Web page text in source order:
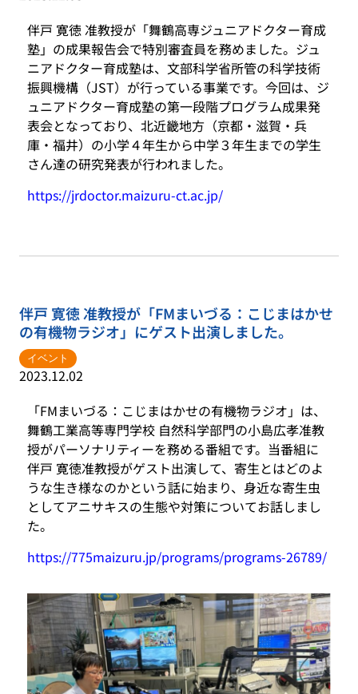
伴戸 寛徳 准教授が「舞鶴高専ジュニアドクター育成
塾」の成果報告会で特別審査員を務めました。ジュ
ニアドクター育成塾は、文部科学省所管の科学技術
振興機構（JST）が行っている事業です。今回は、ジ
ュニアドクター育成塾の第一段階プログラム成果発
表会となっており、北近畿地方（京都・滋賀・兵
庫・福井）の小学４年生から中学３年生までの学生
さん達の研究発表が行われました。
https://jrdoctor.maizuru-ct.ac.jp/
伴戸 寛徳 准教授が「FMまいづる：こじまはかせ
の有機物ラジオ」にゲスト出演しました。
イベント
2023.12.02
「FMまいづる：こじまはかせの有機物ラジオ」は、
舞鶴工業高等専門学校 自然科学部門の小島広孝准教
授がパーソナリティーを務める番組です。当番組に
伴戸 寛徳准教授がゲスト出演して、寄生とはどのよ
うな生き様なのかという話に始まり、身近な寄生虫
としてアニサキスの生態や対策についてお話しまし
た。
https://775maizuru.jp/programs/programs-26789/